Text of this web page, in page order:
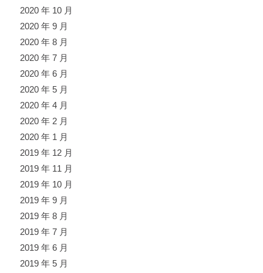
2020 年 10 月
2020 年 9 月
2020 年 8 月
2020 年 7 月
2020 年 6 月
2020 年 5 月
2020 年 4 月
2020 年 2 月
2020 年 1 月
2019 年 12 月
2019 年 11 月
2019 年 10 月
2019 年 9 月
2019 年 8 月
2019 年 7 月
2019 年 6 月
2019 年 5 月